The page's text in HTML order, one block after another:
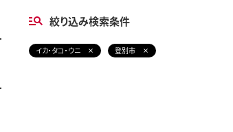
絞り込み検索条件
イカ・タコ・ウニ 登別市